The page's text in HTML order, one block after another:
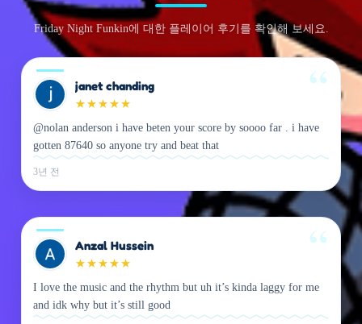
Friday Night Funkin에 대한 플레이어 후기를 확인해 보세요.
janet chanding
★ ★ ★ ★ ★
@nolan anderson i have beten your score by soooo far . i have
gotten 87640 so anyone try and beat that
3년 전
Anzal Hussein
★ ★ ★ ★ ★
I love the music and the rhythm but uh it’s kinda laggy for me
and idk why but it’s still good